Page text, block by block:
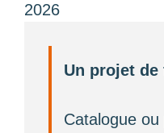
2026
Un projet
Catalogue